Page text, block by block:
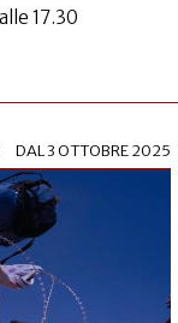
17.30
DAL3 OTTOBRE 2025